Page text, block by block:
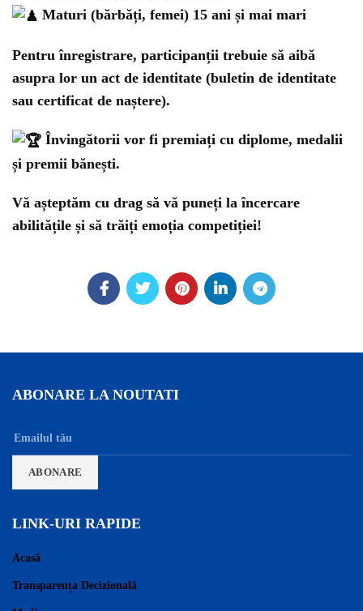
Maturi (bărbăți, femei) 15 ani și mai mari
Pentru înregistrare, participanții trebuie să aibă
asupra lor un act de identitate (buletin de identitate
sau certificat de naștere).
Învingătorii vor fi premiați cu diplome, medalii
și premii bănești.
Vă așteptăm cu drag să vă puneți la încercare
abilitățile și să trăiți emoția competiției!
ABONARE LA NOUTATI
LINK-URI RAPIDE
Acasă
Transparența Decizională